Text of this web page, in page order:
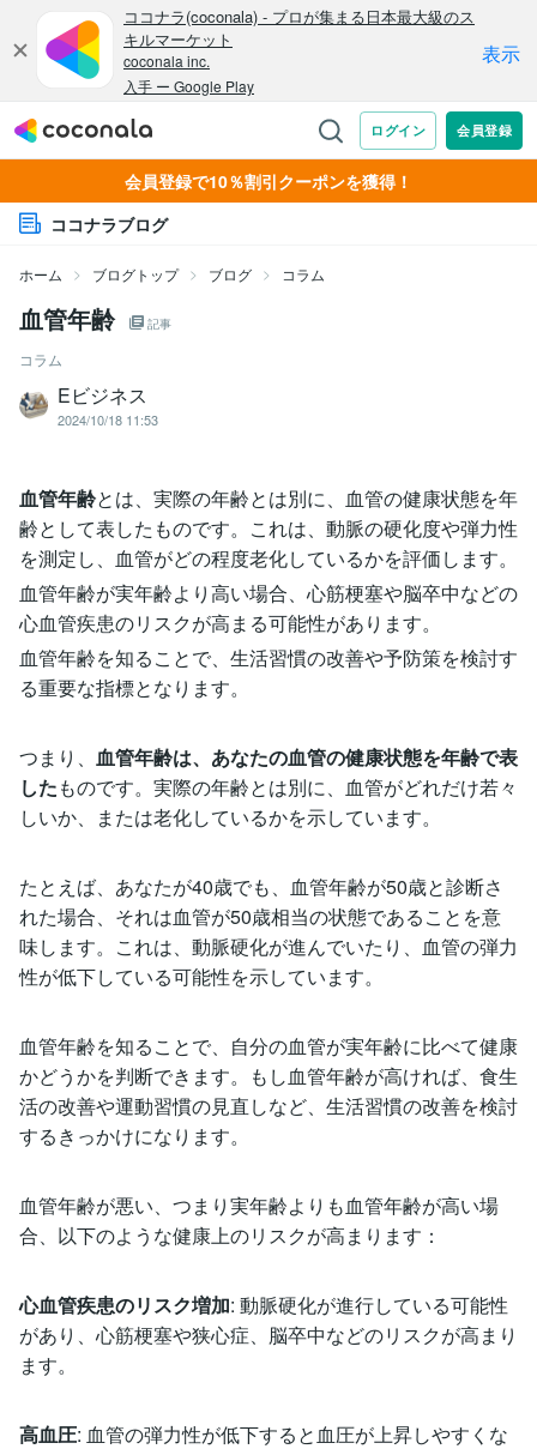
会員登録で10％割引クーポンを獲得！
ココナラブログ
ホーム ブログトップ ブログ コラム
血管年齢 記事
コラム
Eビジネス
2024/10/18 11:53
血管年齢とは、実際の年齢とは別に、血管の健康状態を年
齢として表したものです。これは、動脈の硬化度や弾力性
を測定し、血管がどの程度老化しているかを評価します。
血管年齢が実年齢より高い場合、心筋梗塞や脳卒中などの
心血管疾患のリスクが高まる可能性があります。
血管年齢を知ることで、生活習慣の改善や予防策を検討す
る重要な指標となります。
つまり、 血管年齢は、あなたの血管の健康状態を年齢で表
したものです。実際の年齢とは別に、血管がどれだけ若々
しいか、または老化しているかを示しています。
たとえば、あなたが40歳でも、血管年齢が50歳と診断さ
れた場合、それは血管が50歳相当の状態であることを意
味します。これは、動脈硬化が進んでいたり、血管の弾力
性が低下している可能性を示しています。
血管年齢を知ることで、自分の血管が実年齢に比べて健康
かどうかを判断できます。もし血管年齢が高ければ、食生
活の改善や運動習慣の見直しなど、生活習慣の改善を検討
するきっかけになります。
血管年齢が悪い、つまり実年齢よりも血管年齢が高い場
合、以下のような健康上のリスクが高まります：
心血管疾患のリスク増加: 動脈硬化が進行している可能性
があり、心筋梗塞や狭心症、脳卒中などのリスクが高まり
ます。
高血圧: 血管の弾力性が低下すると血圧が上昇しやすくな